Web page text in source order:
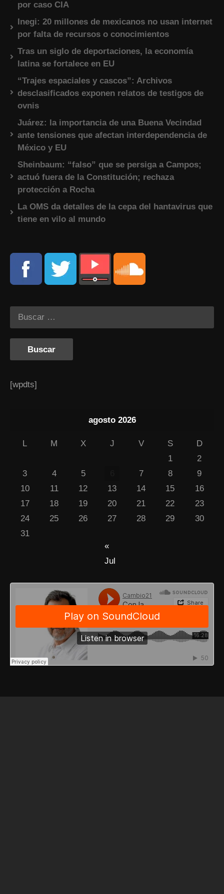
por caso CIA
Inegi: 20 millones de mexicanos no usan internet
por falta de recursos o conocimientos
Tras un siglo de deportaciones, la economía
latina se fortalece en EU
“Trajes espaciales y cascos”: Archivos
desclasificados exponen relatos de testigos de
ovnis
Juárez: la importancia de una Buena Vecindad
ante tensiones que afectan interdependencia de
México y EU
Sheinbaum: “falso” que se persiga a Campos;
actuó fuera de la Constitución; rechaza
protección a Rocha
La OMS da detalles de la cepa del hantavirus que
tiene en vilo al mundo
[wpdts]
agosto 2026
L M X J V S
D
1
2
3
4 5 7 8
9
10
11 12 13 14 15
16
17
18 19 20 21 22
23
24
25 26 27 28 29
30
31
«
Jul